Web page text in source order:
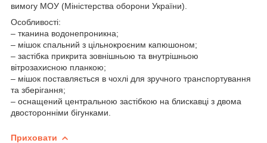
вимогу МОУ (Міністерства оборони України).
Особливості:
– тканина водонепроникна;
– мішок спальний з цільнокроєним капюшоном;
– застібка прикрита зовнішньою та внутрішньою
вітрозахисною планкою;
– мішок поставляється в чохлі для зручного транспортування
та зберігання;
– оснащений центральною застібкою на блискавці з двома
двосторонніми бігунками.
Приховати